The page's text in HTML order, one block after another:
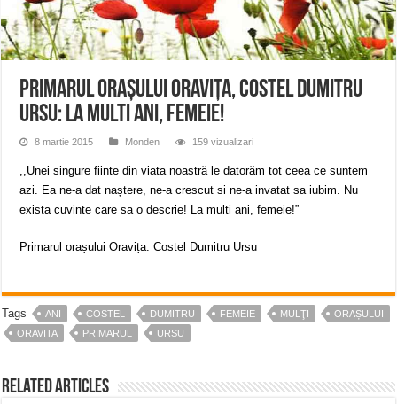
ANUNȚ OPRIRE APĂ în Reșița – avarie – 04.08.2026 – str. Văliugului și
ANUNŢ OPRIRE APĂ în CARANSEBEȘ – 04.08.2026 – avarie – Calea
Primarul orașului Oravița, Costel Dumitru
Ursu: La multi ani, femeie!
8 martie 2015 Monden 159 vizualizari
,,Unei singure fiinte din viata noastră le datorăm tot ceea ce suntem
azi. Ea ne-a dat naștere, ne-a crescut si ne-a invatat sa iubim. Nu
exista cuvinte care sa o descrie! La multi ani, femeie!”
Primarul orașului Oravița: Costel Dumitru Ursu
Tags ANI COSTEL DUMITRU FEMEIE MULŢI
ORAȘULUI
ORAVITA
PRIMARUL URSU
Related Articles